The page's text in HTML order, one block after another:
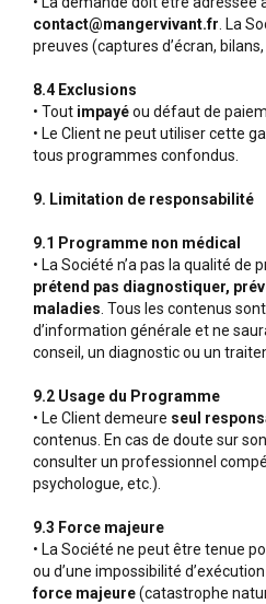
contact@mangervivant.fr . La
preuves (captures d’écran, bilans,
8.4 Exclusions
• Tout impayéou défaut de
• Le Client ne peut utiliser cette
tous programmes confondus.
9. Limitation de responsabilité
9.1 Programme non médical
• La Société n’a pas la qualité
prétend pas diagnostiquer,
maladies . Tous les contenus
d’information générale et ne
conseil, un diagnostic ou un
9.2 Usage du Programme
• Le Client demeure seul
contenus. En cas de doute sur
consulter un professionnel
psychologue, etc.).
9.3 Force majeure
• La Société ne peut être tenue
ou d’une impossibilité
force majeure(catastrophe